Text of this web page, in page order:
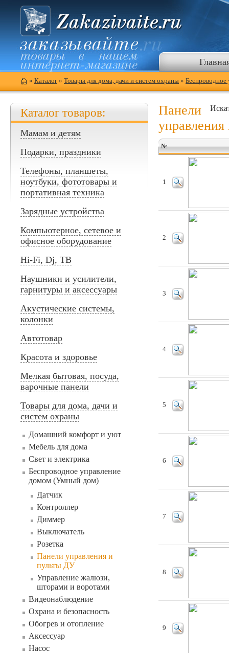
» Каталог » Товары для дома, дачи и систем охраны »
Каталог товаров:
Мамам и детям
Подарки, праздники
Телефоны, планшеты,
ноутбуки, фототовары и
портативная техника
Зарядные устройства
Компьютерное, сетевое и
офисное оборудование
Hi-Fi, Dj, ТВ
Наушники и усилители,
гарнитуры и аксессуары
Акустические системы,
колонки
Автотовар
Красота и здоровье
Мелкая бытовая, посуда,
варочные панели
Товары для дома, дачи и
систем охраны
Домашний комфорт и уют
Мебель для дома
Свет и электрика
Беспроводное управление
домом (Умный дом)
Датчик
Контроллер
Диммер
Выключатель
Розетка
Панели управления и
пульты ДУ
Управление жалюзи,
шторами и воротами
Видеонаблюдение
Охрана и безопасность
Обогрев и отопление
Аксессуар
Насос
Панели
№
1
2
3
4
5
6
7
8
9